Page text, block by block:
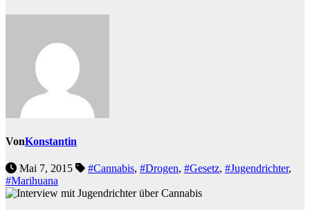
VonKonstantin
Mai 7, 2015 #Cannabis, #Drogen, #Gesetz, #Jugendrichter,
#Marihuana